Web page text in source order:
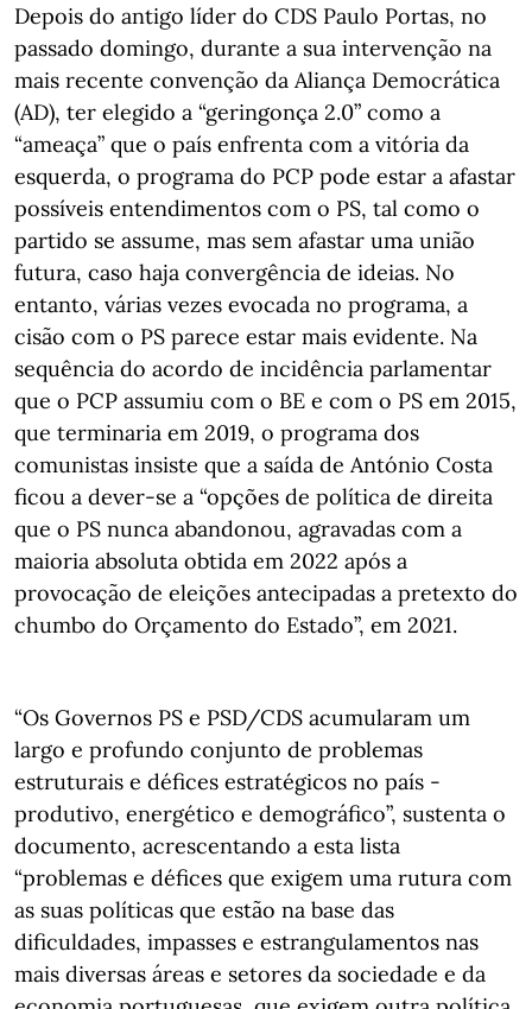
Depois do antigo líder do CDS Paulo Portas, no
passado domingo, durante a sua intervenção na
mais recente convenção da Aliança Democrática
(AD), ter elegido a “geringonça 2.0” como a
“ameaça” que o país enfrenta com a vitória da
esquerda, o programa do PCP pode estar a afastar
possíveis entendimentos com o PS, tal como o
partido se assume, mas sem afastar uma união
futura, caso haja convergência de ideias. No
entanto, várias vezes evocada no programa, a
cisão com o PS parece estar mais evidente. Na
sequência do acordo de incidência parlamentar
que o PCP assumiu com o BE e com o PS em 2015,
que terminaria em 2019, o programa dos
comunistas insiste que a saída de António Costa
ficou a dever-se a “opções de política de direita
que o PS nunca abandonou, agravadas com a
maioria absoluta obtida em 2022 após a
provocação de eleições antecipadas a pretexto do
chumbo do Orçamento do Estado”, em 2021.
“Os Governos PS e PSD/CDS acumularam um
largo e profundo conjunto de problemas
estruturais e défices estratégicos no país -
produtivo, energético e demográfico”, sustenta o
documento, acrescentando a esta lista
“problemas e défices que exigem uma rutura com
as suas políticas que estão na base das
dificuldades, impasses e estrangulamentos nas
mais diversas áreas e setores da sociedade e da